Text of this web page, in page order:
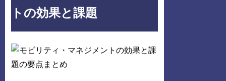
トの効果と課題